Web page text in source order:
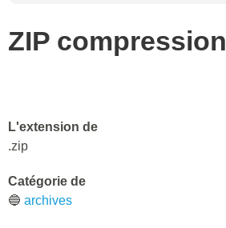
ZIP compression
L'extension de
.zip
Catégorie de
🔵 archives